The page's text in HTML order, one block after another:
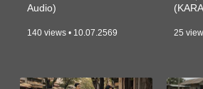
Audio)
140 views • 10.07.2569 25